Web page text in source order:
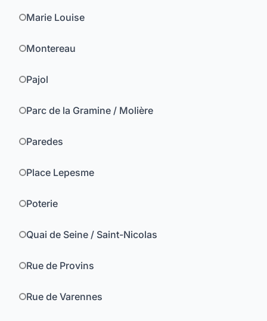
Marie Louise
Montereau
Pajol
Parc de la Gramine / Molière
Paredes
Place Lepesme
Poterie
Quai de Seine / Saint-Nicolas
Rue de Provins
Rue de Varennes